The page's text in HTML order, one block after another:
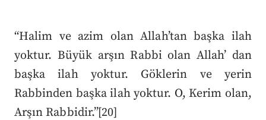
“Halim ve azim olan Allah’tan başka ilah
yoktur. Büyük arşın Rabbi olan Allah’ dan
başka ilah yoktur. Göklerin ve yerin
Rabbinden başka ilah yoktur. O, Kerim olan,
Arşın Rabbidir.”[20]